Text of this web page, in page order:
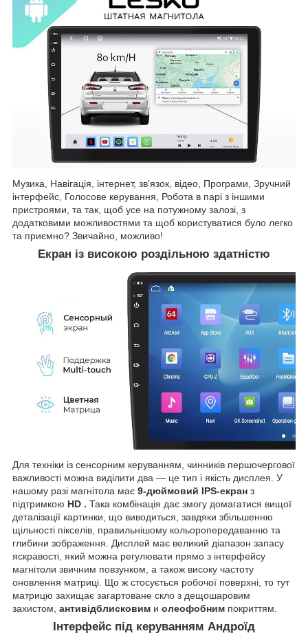
Музика, Навігація, інтернет, зв'язок, відео, Програми, Зручний
інтерфейс, Голосове керування, Робота в парі з іншими
пристроями, та так, щоб усе на потужному залозі, з
додатковими можливостями та щоб користуватися було легко
та приємно? Звичайно, можливо!
Екран із високою роздільною здатністю
Для техніки із сенсорним керуванням, чинників першочергової
важливості можна виділити два — це тип і якість дисплея. У
нашому разі магнітола має 9-дюймовий IPS-екран з
підтримкою HD . Така комбінація дає змогу домагатися вищої
деталізації картинки, що виводиться, завдяки збільшенню
щільності пікселів, правильнішому кольоропередаванню та
глибини зображення. Дисплей має великий діапазон запасу
яскравості, який можна регулювати прямо з інтерфейсу
магнітоли звичним повзунком, а також високу частоту
оновлення матриці. Що ж стосується робочої поверхні, то тут
матрицю захищає загартоване скло з дещошаровим
захистом, антивідблисковим и олеофобним покриттям.
Інтерфейс під керуванням Андроїд